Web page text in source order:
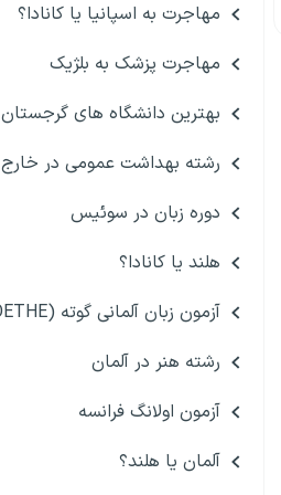
مهاجرت به اسپانیا یا کانادا؟
مهاجرت پزشک به بلژیک
بهترین دانشگاه های گرجستان
رشته بهداشت عمومی در خارج
دوره زبان در سوئیس
هلند یا کانادا؟
آزمون زبان آلمانی گوته (GOETHE)
رشته هنر در آلمان
آزمون اولانگ فرانسه
آلمان یا هلند؟